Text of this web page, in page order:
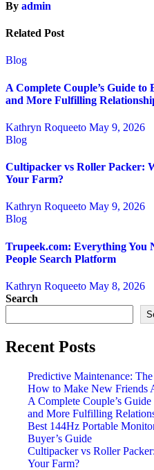
By admin
Related Post
Blog
A Complete Couple’s Guide
and More Fulfilling
Kathryn Roqueeto May 9, 2026
Blog
Cultipacker vs Roller Packer:
Your Farm?
Kathryn Roqueeto May 9, 2026
Blog
Trupeek.com: Everything You
People Search Platform
Kathryn Roqueeto May 8, 2026
Search
Recent Posts
Predictive Maintenance:
How to Make New Friends
A Complete Couple’s
and More Fulfilling
Best 144Hz Portable
Buyer’s Guide
Cultipacker vs Roller
Your Farm?